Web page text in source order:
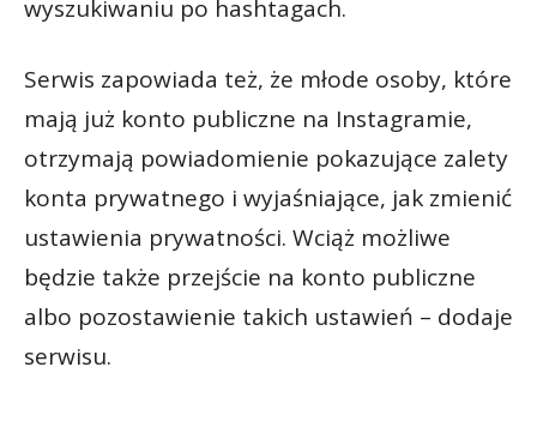
wyszukiwaniu po hashtagach.
Serwis zapowiada też, że młode osoby, które
mają już konto publiczne na Instagramie,
otrzymają powiadomienie pokazujące zalety
konta prywatnego i wyjaśniające, jak zmienić
ustawienia prywatności. Wciąż możliwe
będzie także przejście na konto publiczne
albo pozostawienie takich ustawień – dodaje
serwisu.